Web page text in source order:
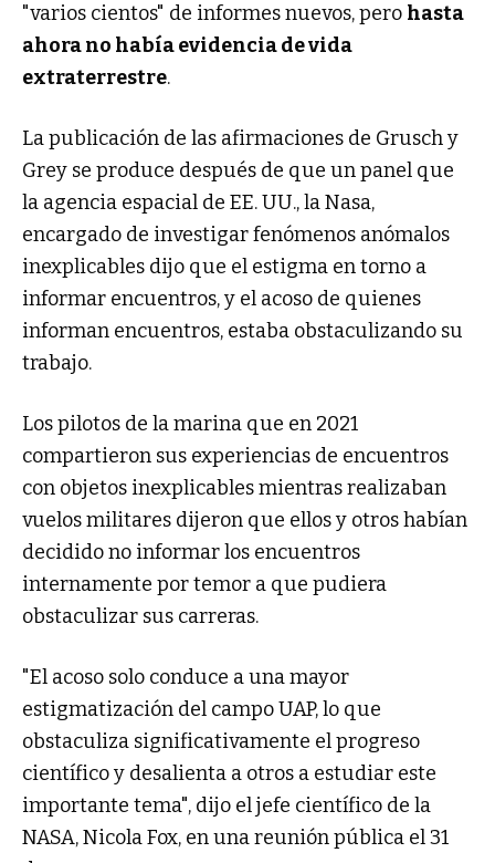
"varios cientos" de informes nuevos, pero hasta
ahora no había evidencia de vida
extraterrestre.
La publicación de las afirmaciones de Grusch y
Grey se produce después de que un panel que
la agencia espacial de EE. UU., la Nasa,
encargado de investigar fenómenos anómalos
inexplicables dijo que el estigma en torno a
informar encuentros, y el acoso de quienes
informan encuentros, estaba obstaculizando su
trabajo.
Los pilotos de la marina que en 2021
compartieron sus experiencias de encuentros
con objetos inexplicables mientras realizaban
vuelos militares dijeron que ellos y otros habían
decidido no informar los encuentros
internamente por temor a que pudiera
obstaculizar sus carreras.
"El acoso solo conduce a una mayor
estigmatización del campo UAP, lo que
obstaculiza significativamente el progreso
científico y desalienta a otros a estudiar este
importante tema", dijo el jefe científico de la
NASA, Nicola Fox, en una reunión pública el 31